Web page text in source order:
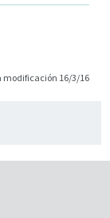
modificación 16/3/16